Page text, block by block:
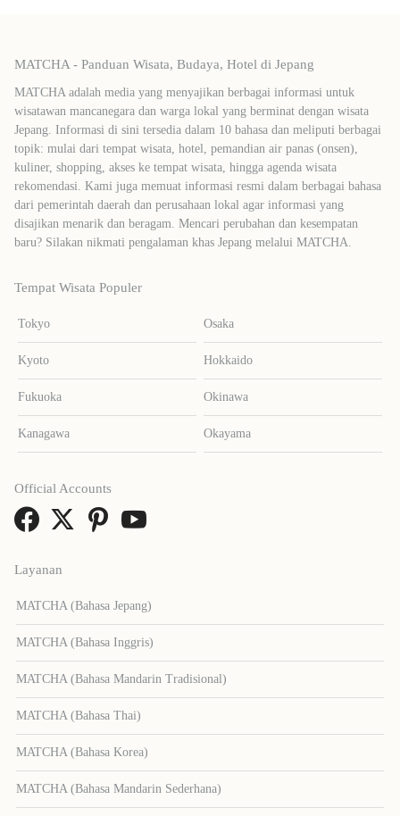
MATCHA - Panduan Wisata, Budaya, Hotel di Jepang
MATCHA adalah media yang menyajikan berbagai informasi untuk
wisatawan mancanegara dan warga lokal yang berminat dengan wisata
Jepang. Informasi di sini tersedia dalam 10 bahasa dan meliputi berbagai
topik: mulai dari tempat wisata, hotel, pemandian air panas (onsen),
kuliner, shopping, akses ke tempat wisata, hingga agenda wisata
rekomendasi. Kami juga memuat informasi resmi dalam berbagai bahasa
dari pemerintah daerah dan perusahaan lokal agar informasi yang
disajikan menarik dan beragam. Mencari perubahan dan kesempatan
baru? Silakan nikmati pengalaman khas Jepang melalui MATCHA.
Tempat Wisata Populer
Tokyo Osaka
Kyoto Hokkaido
Fukuoka Okinawa
Kanagawa Okayama
Layanan
MATCHA (Bahasa Jepang)
MATCHA (Bahasa Inggris)
MATCHA (Bahasa Mandarin Tradisional)
MATCHA (Bahasa Thai)
MATCHA (Bahasa Korea)
MATCHA (Bahasa Mandarin Sederhana)
Official Accounts